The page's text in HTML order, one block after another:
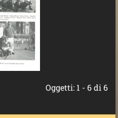
Oggetti: 1 - 6 di 6